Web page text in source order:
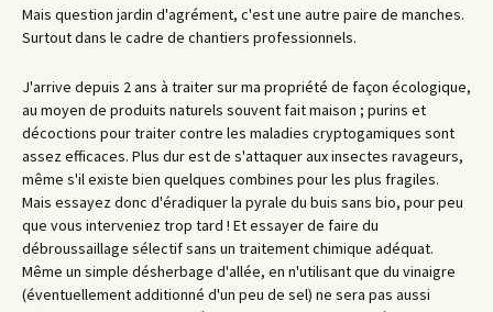
Mais question jardin d'agrément, c'est une autre paire de manches.
Surtout dans le cadre de chantiers professionnels.
J'arrive depuis 2 ans à traiter sur ma propriété de façon écologique,
au moyen de produits naturels souvent fait maison ; purins et
décoctions pour traiter contre les maladies cryptogamiques sont
assez efficaces. Plus dur est de s'attaquer aux insectes ravageurs,
même s'il existe bien quelques combines pour les plus fragiles.
Mais essayez donc d'éradiquer la pyrale du buis sans bio, pour peu
que vous interveniez trop tard ! Et essayer de faire du
débroussaillage sélectif sans un traitement chimique adéquat.
Même un simple désherbage d'allée, en n'utilisant que du vinaigre
(éventuellement additionné d'un peu de sel) ne sera pas aussi